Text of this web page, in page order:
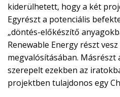
kiderülhetett, hogy a két
Egyrészt a potenciális
„döntés-előkészítő
Renewable Energy részt
megvalósításában. Másrészt
szerepelt ezekben az
projektben tulajdonos egy